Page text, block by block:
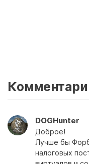
DOGHunter
Доброе!
Лучше бы
налоговых